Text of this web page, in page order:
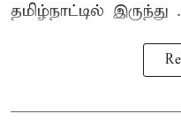
தமிழ்நாட்டில் இருந்து